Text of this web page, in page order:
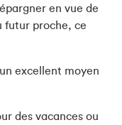
en vue de
futur proche, ce
excellent moyen
des vacances ou